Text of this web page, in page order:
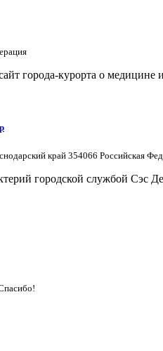
города-курорта о медицине
край 354066 Российская
городской службой Сэс